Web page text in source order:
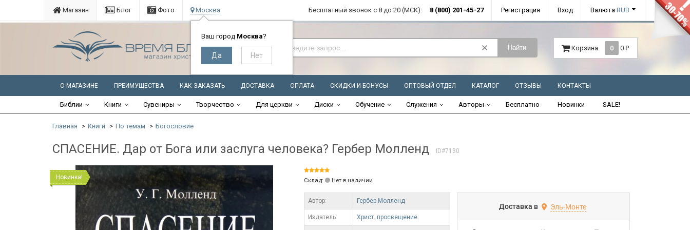
Магазин Блог Фото Москва
Ваш город Москва?
Бесплатный звонок с 8 до 20 (МСК): 8 (800) 201-45-27 Регистрация Вход Валюта RUB
Найти Корзина 0 0 ₽
О МАГАЗИНЕ ПРЕИМУЩЕСТВА КАК ЗАКАЗАТЬ ДОСТАВКА ОПЛАТА СКИДКИ И БОНУСЫ ОПТОВЫЙ ОТДЕЛ КАТАЛОГ ОТЗЫВЫ КОНТАКТЫ
Библии Книги Сувениры Творчество Для церкви Диски Обучение Служения Авторы Бесплатно Новинки SALE!
Главная Книги По темам Богословие
СПАСЕНИЕ. Дар от Бога или заслуга человека? Гербер Молленд ID#7130
Новинка! Склад: Нет в наличии
Автор: Гербер Молленд
Издатель: Христ. просвещение
Доставка в Эль-Монте